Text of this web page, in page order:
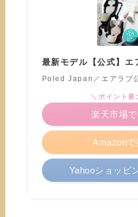
最新モデル【公式】エ
Poled Japan／エアラブ
Amazonで
＼ポイント最
楽天市場
Yahooショッピ